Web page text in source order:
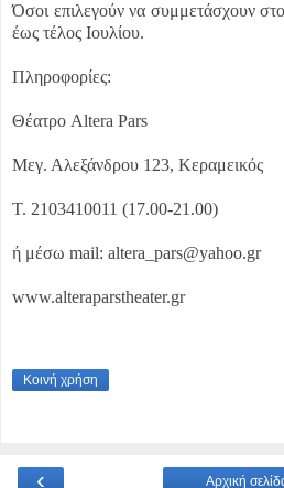
Όσοι επιλεγούν να συμμετάσχουν
έως τέλος Ιουλίου.
Πληροφορίες:
Θέατρο Altera Pars
Μεγ. Αλεξάνδρου 123, Κεραμεικός
T. 2103410011 (17.00-21.00)
ή μέσω mail: altera_pars@yahoo.gr
www.alteraparstheater.gr
Κοινή χρήση
‹ Αρχική